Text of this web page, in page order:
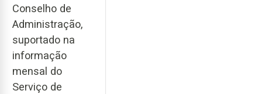
Conselho de
Administração,
suportado na
informação
mensal do
Serviço de